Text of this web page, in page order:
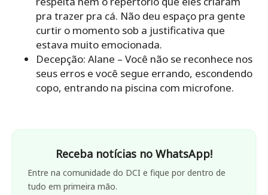
pra trazer pra cá. Não deu espaço pra gente
curtir o momento sob a justificativa que
estava muito emocionada.
Decepção: Alane – Você não se reconhece nos
seus erros e você segue errando, escondendo
copo, entrando na piscina com microfone.
Receba notícias no WhatsApp!
Entre na comunidade do DCI e fique por dentro de
tudo em primeira mão.